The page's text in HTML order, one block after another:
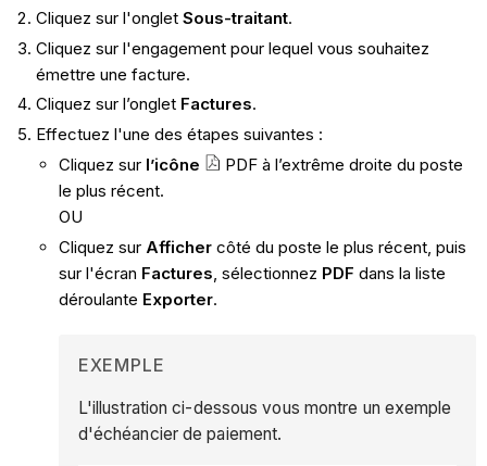
Cliquez sur l'onglet Sous-traitant.
Cliquez sur l'engagement pour lequel vous souhaitez
émettre une facture.
Cliquez sur l’onglet Factures.
Effectuez l'une des étapes suivantes :
Cliquez sur l’icône
PDF à l’extrême droite du poste
le plus récent.
OU
Cliquez sur Afficher côté du poste le plus récent, puis
sur l'écran Factures , sélectionnez PDF dans la liste
déroulante Exporter.
EXEMPLE
L'illustration ci-dessous vous montre un exemple
d'échéancier de paiement.